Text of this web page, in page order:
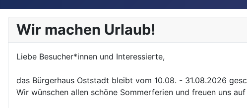
Wir machen Urlaub!
Liebe Besucher*innen und Interessierte,
das Bürgerhaus Oststadt bleibt vom 10.08. - 31.08.2026
Wir wünschen allen schöne Sommerferien und freuen uns